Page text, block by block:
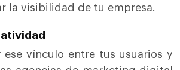
la visibilidad de tu empresa.
ese vínculo entre tus usuarios y